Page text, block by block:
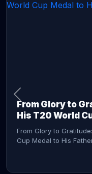
From Glory to
His T20 World
From Glory to
Cup Medal to His